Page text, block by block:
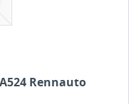
Rennauto